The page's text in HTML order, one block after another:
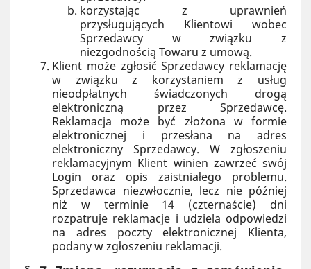
korzystając z uprawnień
przysługujących Klientowi wobec
Sprzedawcy w związku z
niezgodnością Towaru z umową.
Klient może zgłosić Sprzedawcy reklamację
w związku z korzystaniem z usług
nieodpłatnych świadczonych drogą
elektroniczną przez Sprzedawcę.
Reklamacja może być złożona w formie
elektronicznej i przesłana na adres
elektroniczny Sprzedawcy. W zgłoszeniu
reklamacyjnym Klient winien zawrzeć swój
Login oraz opis zaistniałego problemu.
Sprzedawca niezwłocznie, lecz nie później
niż w terminie 14 (czternaście) dni
rozpatruje reklamacje i udziela odpowiedzi
na adres poczty elektronicznej Klienta,
podany w zgłoszeniu reklamacji.